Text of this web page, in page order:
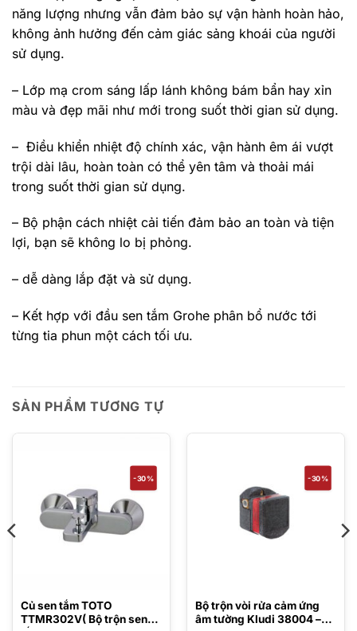
năng lượng nhưng vẫn đảm bảo sự vận hành hoàn hảo,
không ảnh hưởng đến cảm giác sảng khoái của người
sử dụng.
– Lớp mạ crom sáng lấp lánh không bám bẩn hay xỉn
màu và đẹp mãi như mới trong suốt thời gian sử dụng.
– Điều khiển nhiệt độ chính xác, vận hành êm ái vượt
trội dài lâu, hoàn toàn có thể yên tâm và thoải mái
trong suốt thời gian sử dụng.
– Bộ phận cách nhiệt cải tiến đảm bảo an toàn và tiện
lợi, bạn sẽ không lo bị phỏng.
– dễ dàng lắp đặt và sử dụng.
– Kết hợp với đầu sen tắm Grohe phân bổ nước tới
từng tia phun một cách tối ưu.
SẢN PHẨM TƯƠNG TỰ
-30%
Củ sen tắm TOTO
TTMR302V( Bộ trộn sen
-30%
Bộ trộn vòi rửa cảm ứng
âm tường Kludi 38004 –